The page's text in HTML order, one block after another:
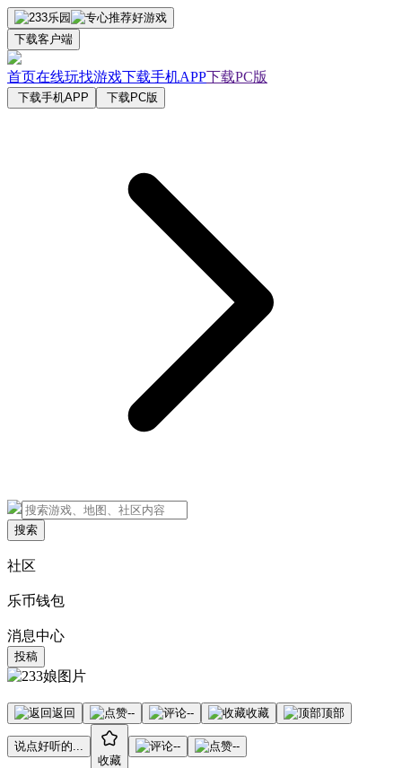
下载客户端
首页在线玩找游戏下载手机APP下载PC版
下载手机APP 下载PC版
搜索
社区
乐币钱包
消息中心
投稿
返回 -- -- 收藏 顶部
说点好听的...
收藏
-- --